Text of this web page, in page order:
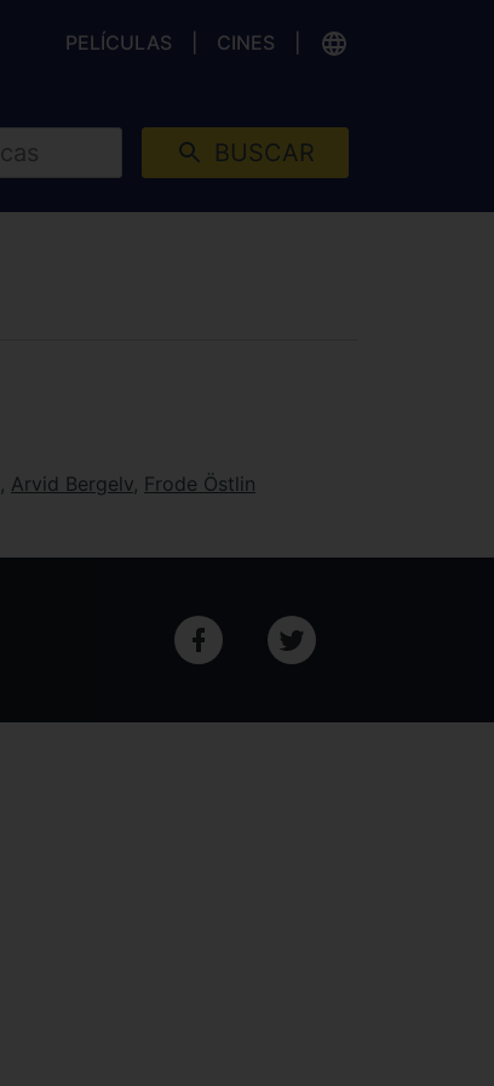
PELÍCULAS CINES
BUSCAR
, Arvid Bergelv, Frode Östlin